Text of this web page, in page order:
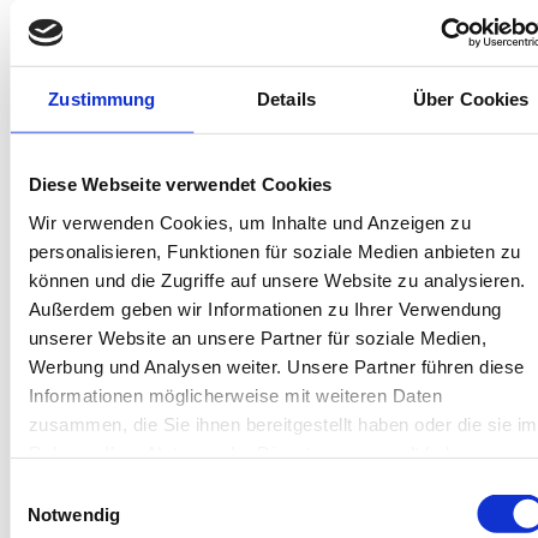
Zustimmung Details Über Cookies
Diese Webseite verwendet Cookies
Wir verwenden Cookies, um Inhalte und Anzeigen zu
personalisieren, Funktionen für soziale Medien anbieten zu
können und die Zugriffe auf unsere Website zu analysieren.
Außerdem geben wir Informationen zu Ihrer Verwendung
unserer Website an unsere Partner für soziale Medien,
Werbung und Analysen weiter. Unsere Partner führen diese
Informationen möglicherweise mit weiteren Daten
zusammen, die Sie ihnen bereitgestellt haben oder die sie im
Notwendig
In deiner Buchung inbegriffen
Best-Preis-Garantie für Ihren Urlaub
Kartenzahlung möglich
Gäste-App mit digitalen Bonusprogrammen
Zinglingstrasse 36-45, 18609 Rügen - Binz
Objekt-Nr.: 2990028
Diese Unterkunft teilen: